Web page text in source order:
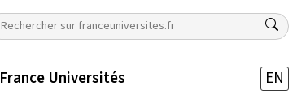
France Universités EN